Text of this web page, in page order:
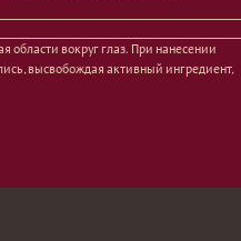
области вокруг глаз. При нанесении
высвобождая активный ингредиент,
ванны